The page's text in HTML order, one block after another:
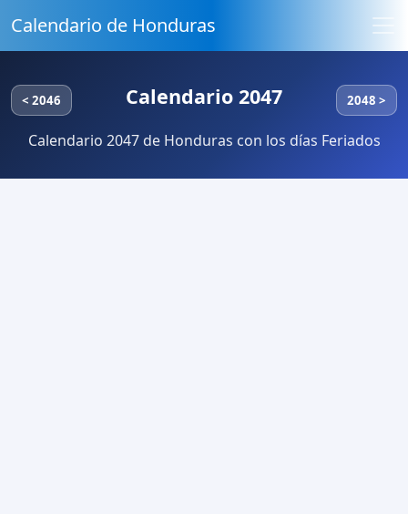
Calendario de Honduras
< 2046 Calendario 2047 2048 >
Calendario 2047 de Honduras con los días Feriados